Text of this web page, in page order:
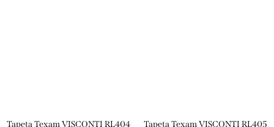
Tapeta Texam VISCONTI RL404 Tapeta Texam VISCONTI RL405